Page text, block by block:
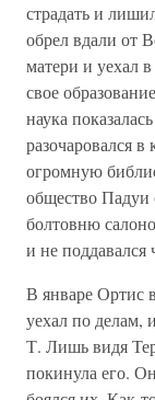
страдать и
обрел вдали от
матери и уехал
свое
наука
разочаровался
огромную
общество Падуи
болтовню
и не поддавался
В январе Ортис
уехал по делам,
Т. Лишь видя
покинула его.